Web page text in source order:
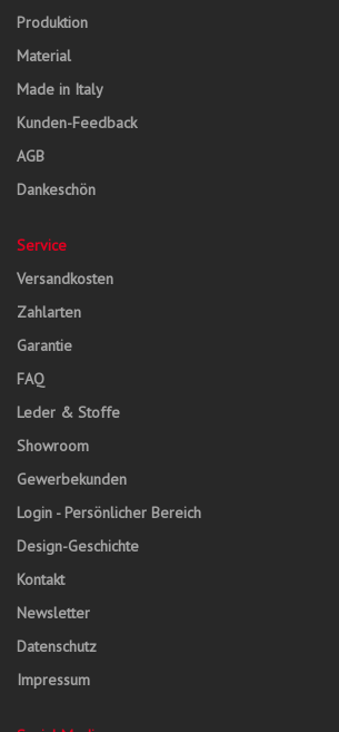
Produktion
Material
Made in Italy
Kunden-Feedback
AGB
Dankeschön
Service
Versandkosten
Zahlarten
Garantie
FAQ
Leder & Stoffe
Showroom
Gewerbekunden
Login - Persönlicher Bereich
Design-Geschichte
Kontakt
Newsletter
Datenschutz
Impressum